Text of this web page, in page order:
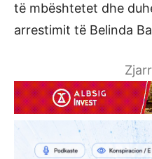
të mbështetet dhe
arrestimit të Belinda